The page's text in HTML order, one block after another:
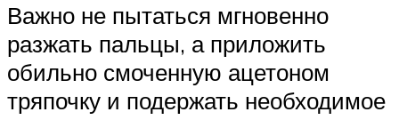
Важно не пытаться мгновенно
разжать пальцы, а приложить
обильно смоченную ацетоном
тряпочку и подержать необходимое